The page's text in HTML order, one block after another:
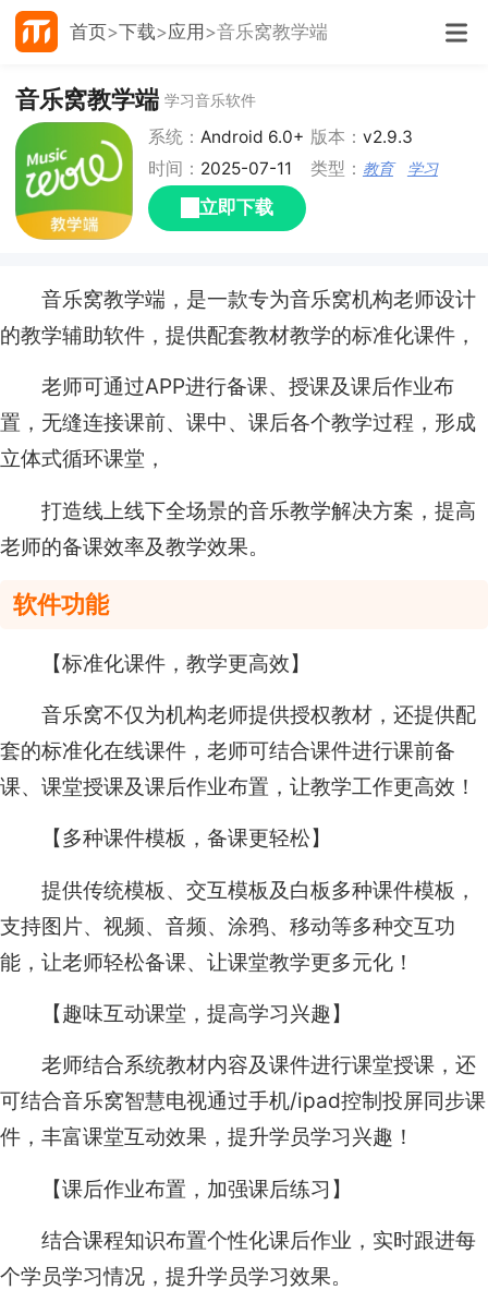
首页 下载 应用 音乐窝教学端
音乐窝教学端 学习音乐软件
系统：Android 6.0+ 版本： v2.9.3
时间： 2025-07-11 类型： 教育 学习
立即下载
音乐窝教学端，是一款专为音乐窝机构老师设计
的教学辅助软件，提供配套教材教学的标准化课件，
老师可通过APP进行备课、授课及课后作业布
置，无缝连接课前、课中、课后各个教学过程，形成
立体式循环课堂，
打造线上线下全场景的音乐教学解决方案，提高
老师的备课效率及教学效果。
软件功能
【标准化课件，教学更高效】
音乐窝不仅为机构老师提供授权教材，还提供配
套的标准化在线课件，老师可结合课件进行课前备
课、课堂授课及课后作业布置，让教学工作更高效！
【多种课件模板，备课更轻松】
提供传统模板、交互模板及白板多种课件模板，
支持图片、视频、音频、涂鸦、移动等多种交互功
能，让老师轻松备课、让课堂教学更多元化！
【趣味互动课堂，提高学习兴趣】
老师结合系统教材内容及课件进行课堂授课，还
可结合音乐窝智慧电视通过手机/ipad控制投屏同步课
件，丰富课堂互动效果，提升学员学习兴趣！
【课后作业布置，加强课后练习】
结合课程知识布置个性化课后作业，实时跟进每
个学员学习情况，提升学员学习效果。